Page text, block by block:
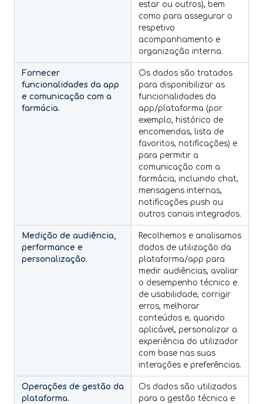
estar ou outros), bem
como para assegurar o
respetivo
acompanhamento e
organização interna.
Fornecer
funcionalidades da app
e comunicação com a
farmácia.
Os dados são tratados
para disponibilizar as
funcionalidades da
app/plataforma (por
exemplo, histórico de
encomendas, lista de
favoritos, notificações) e
para permitir a
comunicação com a
farmácia, incluindo chat,
mensagens internas,
notificações push ou
outros canais integrados.
Medição de audiência,
performance e
personalização.
Recolhemos e analisamos
dados de utilização da
plataforma/app para
medir audiências, avaliar
o desempenho técnico e
de usabilidade, corrigir
erros, melhorar
conteúdos e, quando
aplicável, personalizar a
experiência do utilizador
com base nas suas
interações e preferências.
Operações de gestão da
plataforma.
Os dados são utilizados
para a gestão técnica e